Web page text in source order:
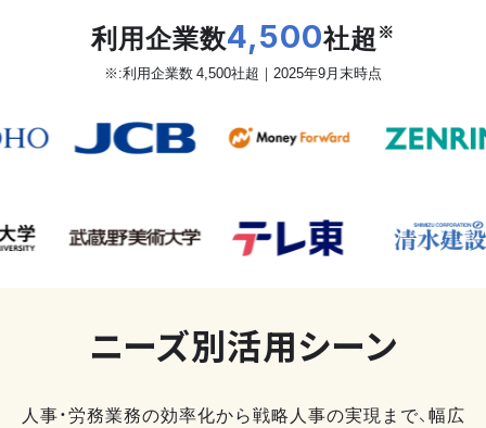
利用企業数4,500社超 ※
※:利用企業数 4,500社超｜2025年9月末時点
ニーズ別活用シーン
人事・労務業務の効率化から戦略人事の実現まで、幅広